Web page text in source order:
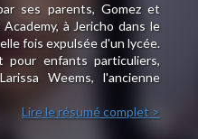
ses parents, Gomez et
à Jericho dans le
fois expulsée d'un lycée.
pour enfants particuliers,
Weems, l'ancienne
Lire le résumé complet >